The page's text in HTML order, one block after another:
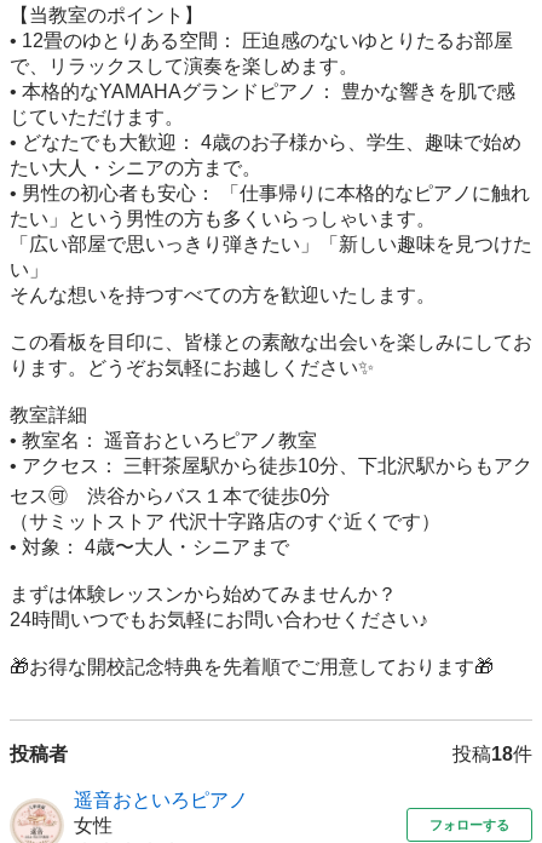
【当教室のポイント】
• 12畳のゆとりある空間： 圧迫感のないゆとりたるお部屋
で、リラックスして演奏を楽しめます。
• 本格的なYAMAHAグランドピアノ： 豊かな響きを肌で感
じていただけます。
• どなたでも大歓迎： 4歳のお子様から、学生、趣味で始め
たい大人・シニアの方まで。
• 男性の初心者も安心： 「仕事帰りに本格的なピアノに触れ
たい」という男性の方も多くいらっしゃいます。
「広い部屋で思いっきり弾きたい」「新しい趣味を見つけた
い」
そんな想いを持つすべての方を歓迎いたします。
この看板を目印に、皆様との素敵な出会いを楽しみにしてお
ります。どうぞお気軽にお越しください✨
教室詳細
• 教室名： 遥音おといろピアノ教室
• アクセス： 三軒茶屋駅から徒歩10分、下北沢駅からもアク
セス🉑　渋谷からバス１本で徒歩0分
（サミットストア 代沢十字路店のすぐ近くです）
• 対象： 4歳〜大人・シニアまで
まずは体験レッスンから始めてみませんか？
24時間いつでもお気軽にお問い合わせください♪
🎁お得な開校記念特典を先着順でご用意しております🎁
投稿者 投稿18件
遥音おといろピアノ
女性
フォローする